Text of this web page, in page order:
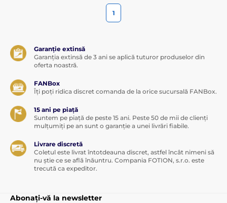
1
Garanție extinsă
Garanția extinsă de 3 ani se aplică tuturor produselor din
oferta noastră.
FANBox
Îți poți ridica discret comanda de la orice sucursală FANBox.
15 ani pe piață
Suntem pe piață de peste 15 ani. Peste 50 de mii de clienți
mulțumiți pe an sunt o garanție a unei livrări fiabile.
Livrare discretă
Coletul este livrat întotdeauna discret, astfel încât nimeni să
nu știe ce se află înăuntru. Compania FOTION, s.r.o. este
trecută ca expeditor.
Abonați-vă la newsletter